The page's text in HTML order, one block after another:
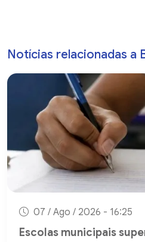
Notícias relacionadas a
07 / Ago / 2026 - 16:25
Escolas municipais